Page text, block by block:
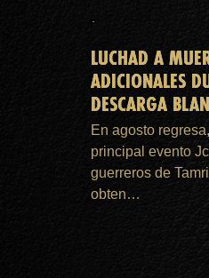
LUCHAD A
ADICIONALES
DESCARGA
En agosto
principal evento
guerreros de
obten…